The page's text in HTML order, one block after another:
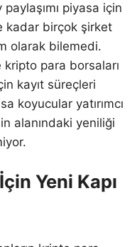
piyasa için
kadar birçok şirket
olarak bilemedi.
para borsaları
kayıt süreçleri
koyucular yatırımcı
alanındaki yeniliği
Yeni Kapı